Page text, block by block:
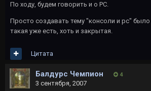
По ходу, будем говорить и о PC.
Просто создавать тему "консоли и pc"
такая уже есть, хоть и закрытая.
Цитата
Балдурс Чемпион 4
3 сентября, 2007